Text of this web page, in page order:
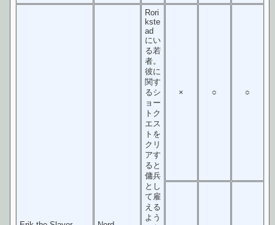
Rori
kste
ad
にい
る若
者。
彼に
関す
るシ
ョー
トク
エス
トを
クリ
アす
ると
傭兵
とし
て雇
える
よう
× ○ ○